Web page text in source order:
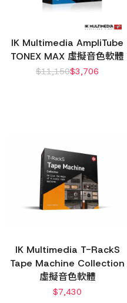
IK Multimedia AmpliTube
TONEX MAX 虛擬音色軟體
$11,150$3,706
IK Multimedia T-RackS
Tape Machine Collection
虛擬音色軟體
$7,430